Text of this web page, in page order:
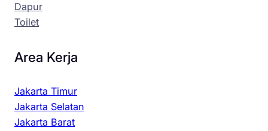
Dapur
Toilet
Area Kerja
Jakarta Timur
Jakarta Selatan
Jakarta Barat